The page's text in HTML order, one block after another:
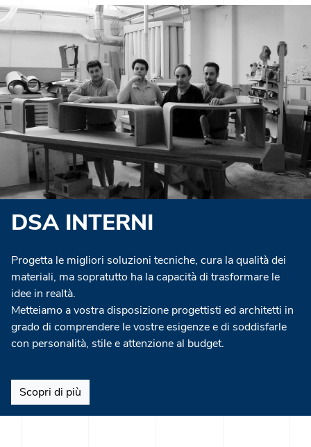
DSA INTERNI
Progetta le migliori soluzioni tecniche, cura la qualità dei
materiali, ma sopratutto ha la capacità di trasformare le
idee in realtà.
Metteiamo a vostra disposizione progettisti ed architetti in
grado di comprendere le vostre esigenze e di soddisfarle
con personalità, stile e attenzione al budget.
Scopri di più